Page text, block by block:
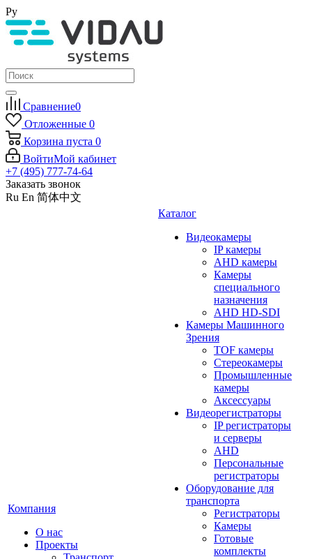
Ру
Сравнение0
Отложенные 0
Корзина пуста 0
ВойтиМой кабинет
+7 (495) 777-74-64
Заказать звонок
Ru En 简体中文
Компания
О нас
Проекты
Каталог
Видеокамеры
IP камеры
AHD камеры
Камеры
специального
назначения
AHD HD-SDI
Камеры Машинного
Зрения
TOF камеры
Стереокамеры
Промышленные
камеры
Аксессуары
Видеорегистраторы
IP регистраторы
и серверы
AHD
Персональные
регистраторы
Оборудование для
транспорта
Регистраторы
Камеры
Готовые
комплекты